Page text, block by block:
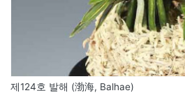
제124호 발해 (渤海, Balhae)